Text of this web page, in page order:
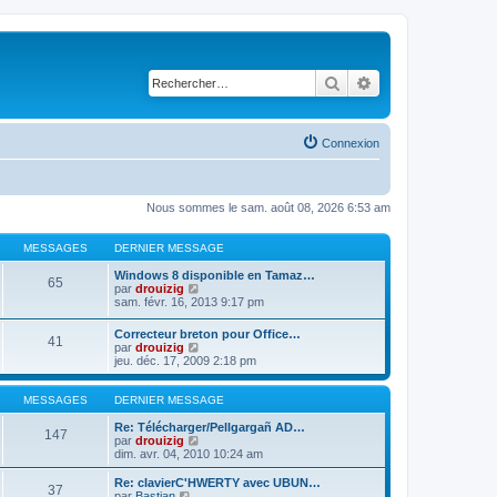
Rechercher
Connexion
Nous sommes le sam. août 08, 2026 6:53 am
MESSAGES DERNIER MESSAGE
65
Windows 8 disponible en Tamaz…
par drouizig
o
u
l
t
e
r
l
d
e
r
n
i
sam. févr. 16, 2013 9:17 pm
41
Correcteur breton pour Office…
par drouizig
o
n
s
u
l
t
r
l
e
jeu. déc. 17, 2009 2:18 pm
MESSAGES DERNIER MESSAGE
147
Re: Télécharger/Pellgargañ AD…
par drouizig
o
n
s
dim. avr. 04, 2010 10:24 am
37
Re: clavierC'HWERTY avec UBUN…